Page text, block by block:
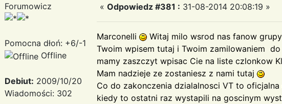
Forumowicz
Pomocna dłoń: +6/-1
Offline
Debiut: 2009/10/20
Wiadomości: 302
« Odpowiedz #381 : 31-08-2014 20:08:19 »
Marconelli
Witaj milo wsrod nas fanow
Twoim wpisem tutaj i Twoim zamilowaniem do
mamy zaszczyt wpisac Cie na liste czlonkow
Mam nadzieje ze zostaniesz z nami tutaj
Co do zakonczenia dzialalnosci VT to
kiedy to ostatni raz wystapili na goscinym